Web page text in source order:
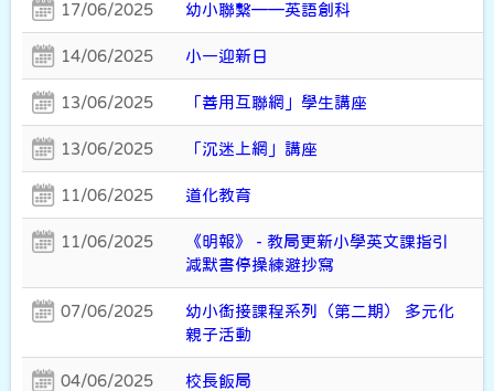
17/06/2025 幼小聯繫——英語創科
14/06/2025 小一迎新日
13/06/2025 「善用互聯網」學生講座
13/06/2025 「沉迷上網」講座
11/06/2025 道化教育
11/06/2025
《明報》 - 教局更新小學英文課指引
減默書停操練避抄寫
07/06/2025
幼小銜接課程系列（第二期） 多元化
親子活動
04/06/2025 校長飯局